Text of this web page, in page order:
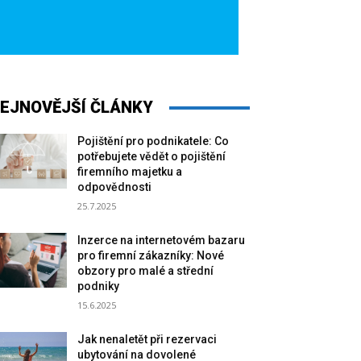
ČLÁNKY
Pojištění pro podnikatele: Co
potřebujete vědět o pojištění
firemního majetku a
odpovědnosti
25.7.2025
Inzerce na internetovém bazaru
pro firemní zákazníky: Nové
obzory pro malé a střední
podniky
15.6.2025
Jak nenaletět při rezervaci
ubytování na dovolené